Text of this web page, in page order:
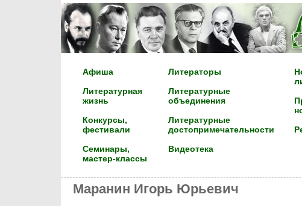
Афиша
Литературная
жизнь
Конкурсы,
фестивали
Семинары,
мастер-классы
Литераторы
Литературные
объединения
Литературные
достопримечательности
Видеотека
Маранин Игорь Юрьевич